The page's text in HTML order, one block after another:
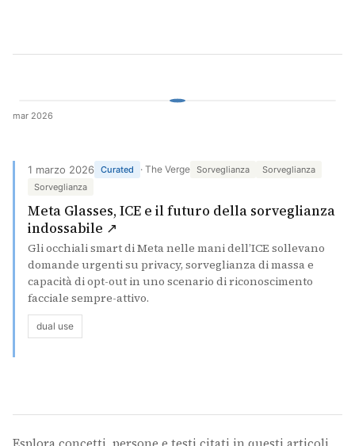
Cerca
mar 2026
1 marzo 2026 Curated · The Verge Sorveglianza
Sorveglianza
Sorveglianza
Meta Glasses, ICE e il futuro della sorveglianza
indossabile ↗
Gli occhiali smart di Meta nelle mani dell’ICE sollevano
domande urgenti su privacy, sorveglianza di massa e
capacità di opt-out in uno scenario di riconoscimento
facciale sempre-attivo.
dual use